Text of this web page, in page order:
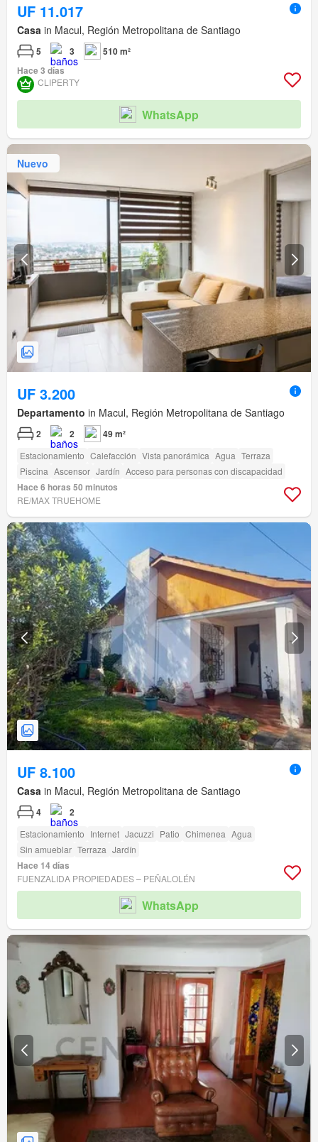
UF 11.017
Casa in Macul, Región Metropolitana de Santiago
5 3
510 m²
Hace 3 días
CLIPERTY
WhatsApp
Nuevo
UF 3.200
Departamento in Macul, Región Metropolitana de Santiago
2 2 49 m²
Estacionamiento Calefacción Vista panorámica Agua Terraza
Piscina Ascensor Jardín Acceso para personas con discapacidad
Hace 6 horas 50 minutos
RE/MAX TRUEHOME
UF 8.100
Casa in Macul, Región Metropolitana de Santiago
4 2
Estacionamiento Internet Jacuzzi Patio Chimenea Agua
Sin amueblar Terraza Jardín
Hace 14 días
FUENZALIDA PROPIEDADES – PEÑALOLÉN
WhatsApp